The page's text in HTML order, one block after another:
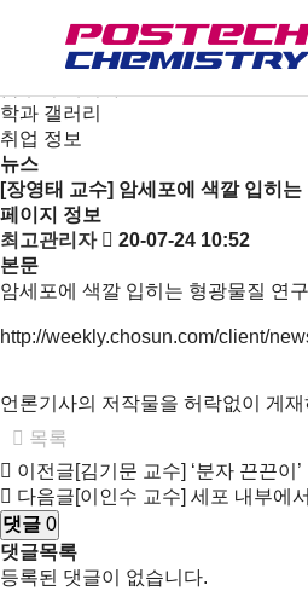
공지사항
학과 갤러리
취업 정보
뉴스
[장영태 교수] 암세포에 색깔 입히
페이지 정보
최고관리자
20-07-24 10:52
본문
암세포에 색깔 입히는 형광물질 연
http://weekly.chosun.com/client/
언론기사의 저작물을 허락없이 게
목록
이전글[김기문 교수] ‘분자 끈끈
다음글[이인수 교수] 세포 내부에
댓글 0
댓글목록
등록된 댓글이 없습니다.